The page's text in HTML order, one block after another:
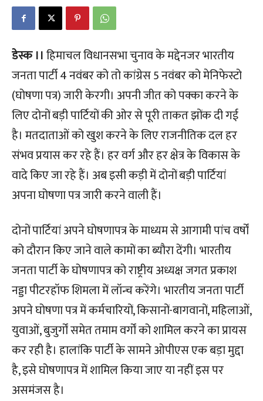
डेस्क ।।हिमाचल विधानसभा चुनाव के मद्देनजर भारतीय
जनता पार्टी 4 नवंबर को तो कांग्रेस 5 नवंबर को मेनिफेस्टो
(घोषणा पत्र) जारी केरगी। अपनी जीत को पक्का करने के
लिए दोनों बड़ी पार्टियों की ओर से पूरी ताकत झोंक दी गई
है। मतदाताओं को खुश करने के लिए राजनीतिक दल हर
संभव प्रयास कर रहे हैं। हर वर्ग और हर क्षेत्र के विकास के
वादे किए जा रहे हैं। अब इसी कड़ी में दोनों बड़ी पार्टियां
अपना घोषणा पत्र जारी करने वाली हैं।
दोनों पार्टियां अपने घोषणापत्र के माध्यम से आगामी पांच वर्षों
को दौरान किए जाने वाले कामों का ब्यौरा देंगी। भारतीय
जनता पार्टी के घोषणापत्र को राष्ट्रीय अध्यक्ष जगत प्रकाश
नड्डा पीटरहॉफ शिमला में लॉन्च करेंगे। भारतीय जनता पार्टी
अपने घोषणा पत्र में कर्मचारियों, किसानों-बागवानों, महिलाओं,
युवाओं, बुजुर्गों समेत तमाम वर्गों को शामिल करने का प्रायस
कर रही है। हालांकि पार्टी के सामने ओपीएस एक बड़ा मुद्दा
है, इसे घोषणापत्र में शामिल किया जाए या नहीं इस पर
असमंजस है।